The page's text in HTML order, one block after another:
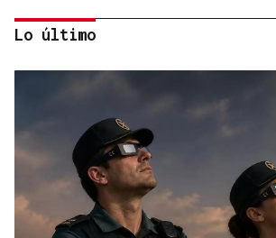
CANEDO
Un herido en la colisión entre dos
Lo último